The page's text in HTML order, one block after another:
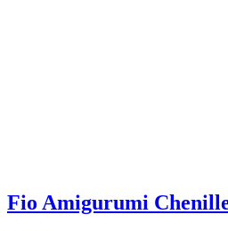
Fio Amigurumi